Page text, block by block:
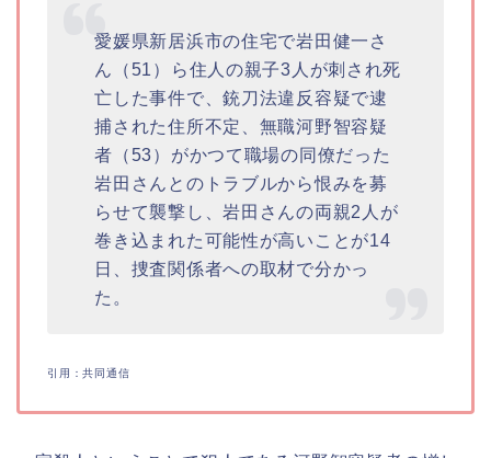
愛媛県新居浜市の住宅で岩田健一さ
ん（51）ら住人の親子3人が刺され死
亡した事件で、銃刀法違反容疑で逮
捕された住所不定、無職河野智容疑
者（53）がかつて職場の同僚だった
岩田さんとのトラブルから恨みを募
らせて襲撃し、岩田さんの両親2人が
巻き込まれた可能性が高いことが14
日、捜査関係者への取材で分かっ
た。
引用：共同通信